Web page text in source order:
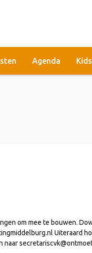
Agenda
om mee te bouwen.
Uiteraard
naar